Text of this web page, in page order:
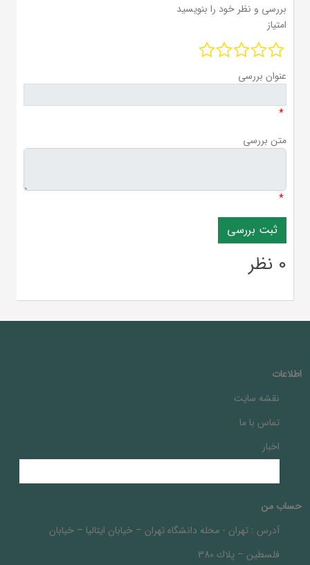
بررسی و نظر خود را بنویسید
امتیاز
عنوان بررسی
*
متن بررسی
*
0 نظر
اطلاعات
نقشه سایت
تماس با ما
اخبار
حساب من
آدرس : تهران - محله دانشگاه تهران – خيابان ايتاليا – خيابان
فلسطين – پلاك 380